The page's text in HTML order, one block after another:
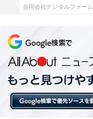
合同会社デジタルファーム